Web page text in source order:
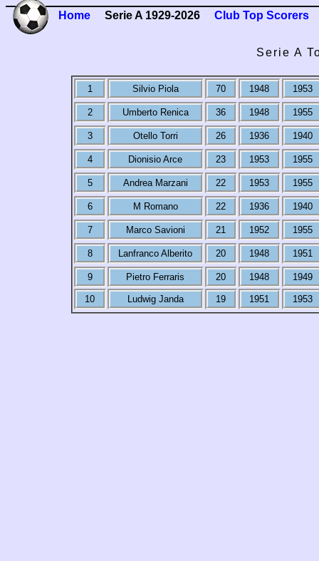
Home Serie A 1929-2026 Club Top Scorers
Serie A
1 Silvio Piola 70 1948 1953
2 Umberto Renica 36 1948 1955
3 Otello Torri 26 1936 1940
4 Dionisio Arce 23 1953 1955
5 Andrea Marzani 22 1953 1955
6 M Romano 22 1936 1940
7 Marco Savioni 21 1952 1955
8 Lanfranco Alberito 20 1948 1951
9 Pietro Ferraris 20 1948 1949
10 Ludwig Janda 19 1951 1953